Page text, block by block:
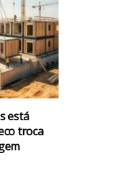
está
troca